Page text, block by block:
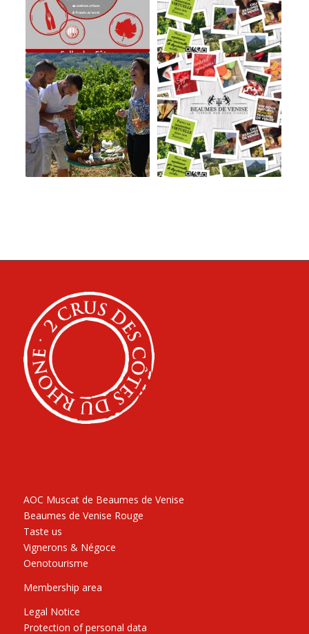
AOC Muscat de Beaumes de Venise
Beaumes de Venise Rouge
Taste us
Vignerons & Négoce
Oenotourisme
Membership area
Legal Notice
Protection of personal data